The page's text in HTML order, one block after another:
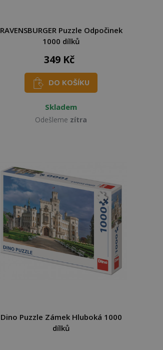
RAVENSBURGER Puzzle Odpočinek
1000 dílků
349 Kč
DO KOŠÍKU
Skladem
Odešleme zítra
Dino Puzzle Zámek Hluboká 1000
dílků